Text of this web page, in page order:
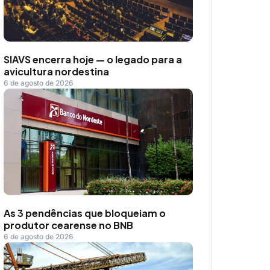
SIAVS encerra hoje — o legado para a
avicultura nordestina
6 de agosto de 2026
As 3 pendências que bloqueiam o
produtor cearense no BNB
6 de agosto de 2026